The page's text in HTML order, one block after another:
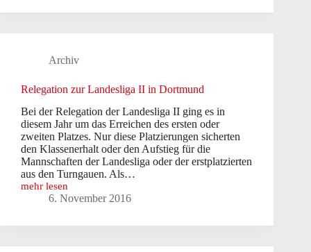
Archiv
Relegation zur Landesliga II in Dortmund
Bei der Relegation der Landesliga II ging es in
diesem Jahr um das Erreichen des ersten oder
zweiten Platzes. Nur diese Platzierungen sicherten
den Klassenerhalt oder den Aufstieg für die
Mannschaften der Landesliga oder der erstplatzierten
aus den Turngauen. Als…
mehr lesen
Relegation
II
6. November 2016